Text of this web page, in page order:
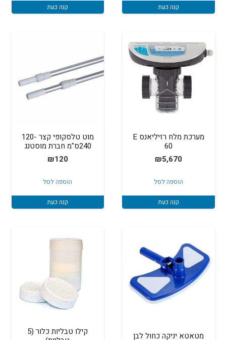
קנה כעת קנה כעת
מערכת מלח רזיליאנס E
60
₪5,670
הוספה לסל
קנה כעת
מוט טלסקופי קצר 120-
240ס"מ חברת מוסטנג
₪120
הוספה לסל
קנה כעת
מטאטא יניקה כחול לבן
קילו טבליות כלור (5